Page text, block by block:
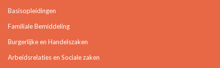
Basisopleidingen
Familiale Bemiddeling
Burgerlijke en Handelszaken
Arbeidsrelaties en Sociale zaken